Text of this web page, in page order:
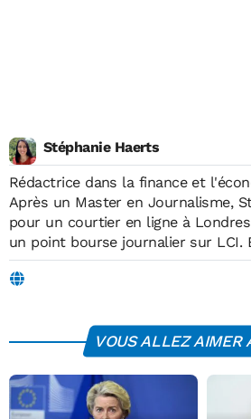
Stéphanie Haerts
Rédactrice dans la finance et
Après un Master en Journalisme,
pour un courtier en ligne à
un point bourse journalier sur LCI.
d'Économie Matin en 2019, où elle
liés à l'économie, la finance, les
VOUS ALLEZ AIMER